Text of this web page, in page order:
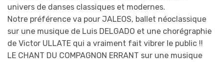
univers de danses classiques et modernes.
Notre préférence va pour JALEOS, ballet néoclassique
sur une musique de Luis DELGADO et une chorégraphie
de Victor ULLATE qui a vraiment fait vibrer le public !!
LE CHANT DU COMPAGNON ERRANT sur une musique